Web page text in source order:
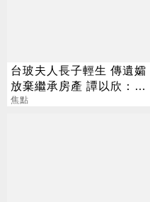
台玻夫人長子輕生 傳遺孀
放棄繼承房產 譚以欣：不
實內容二次傷害
焦點